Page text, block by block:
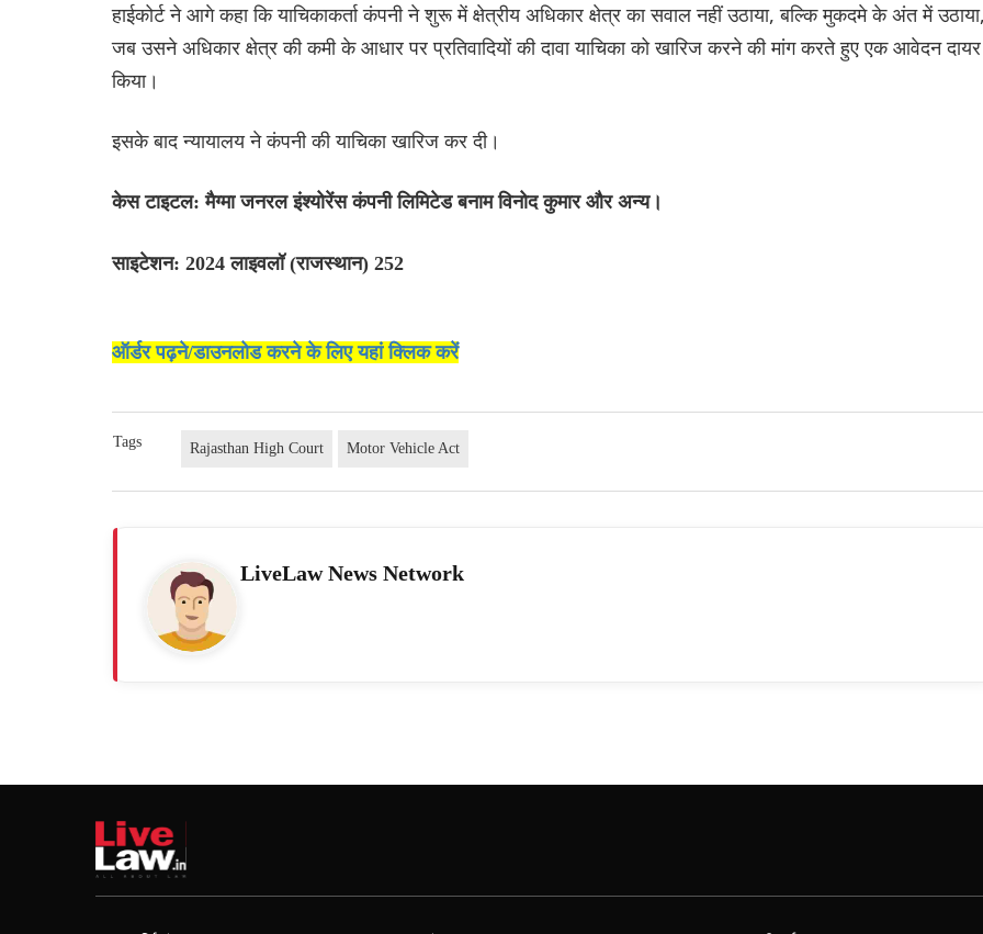
हाईकोर्ट ने आगे कहा कि याचिकाकर्ता कंपनी ने शुरू में क्षेत्रीय अधिकार क्षेत्र का सवाल नहीं उठाया, बल्कि मुकदमे के अंत में उठाया,
जब उसने अधिकार क्षेत्र की कमी के आधार पर प्रतिवादियों की दावा याचिका को खारिज करने की मांग करते हुए एक आवेदन दायर
किया।
इसके बाद न्यायालय ने कंपनी की याचिका खारिज कर दी।
केस टाइटल: मैग्मा जनरल इंश्योरेंस कंपनी लिमिटेड बनाम विनोद कुमार और अन्य।
साइटेशन: 2024 लाइवलॉ (राजस्थान) 252
ऑर्डर पढ़ने/डाउनलोड करने के लिए यहां क्लिक करें
Tags Rajasthan High Court Motor Vehicle Act
LiveLaw News Network